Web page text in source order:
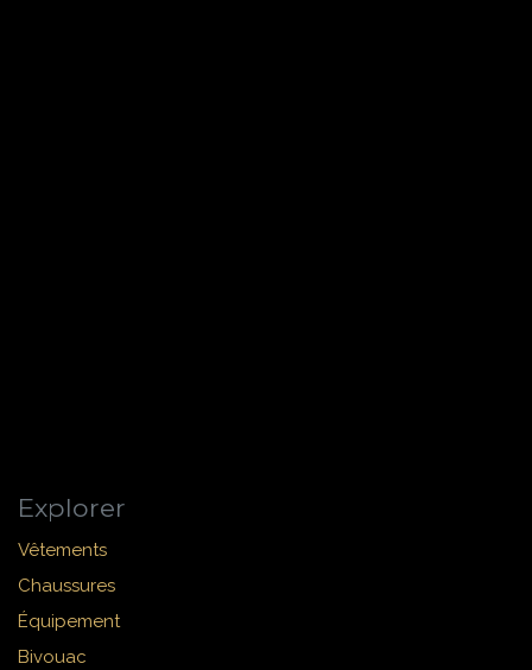
Explorer
Vêtements
Chaussures
Équipement
Bivouac